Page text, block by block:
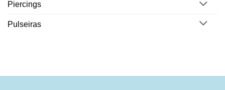
Piercings
Pulseiras